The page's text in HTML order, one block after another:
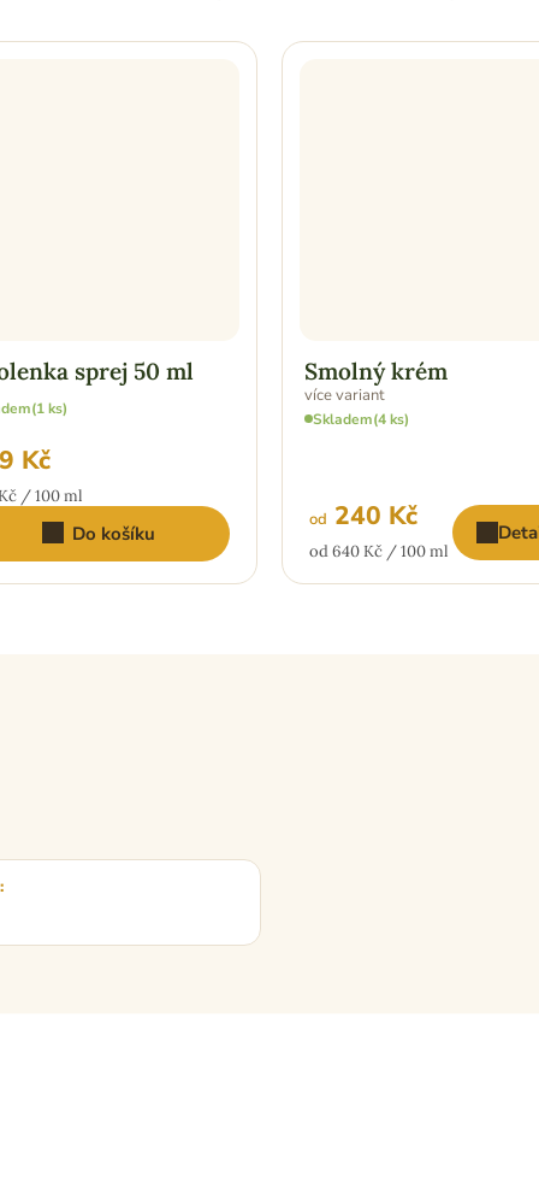
sprej 50 ml
(1 ks)
Kč
/ 100 ml
Do košíku
Smolný krém
více variant
Skladem(4 ks)
od 240 Kč
Měrná
od 640 Kč / 100 ml
: